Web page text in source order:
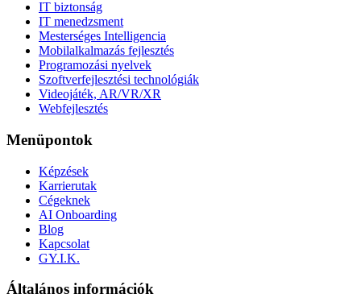
IT biztonság
IT menedzsment
Mesterséges Intelligencia
Mobilalkalmazás fejlesztés
Programozási nyelvek
Szoftverfejlesztési technológiák
Videojáték, AR/VR/XR
Webfejlesztés
Menüpontok
Képzések
Karrierutak
Cégeknek
AI Onboarding
Blog
Kapcsolat
GY.I.K.
Általános információk